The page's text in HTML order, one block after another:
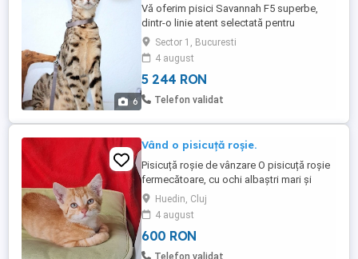
6
Vă oferim pisici Savannah F5 superbe,
dintr-o linie atent selectată pentru
frumusețea, sănătatea și temperamentul
lor excepțional. Aceste mici comori se
disting prin blana lor spectaculoasă,
pătată, silueta lor elegantă, care amintește
de o pisică sălbatică mică, și urechile lor
Sector 1, Bucuresti
4 august
5 244 RON
Telefon validat
Vând o pisicuță roșie.
Pisicuță roșie de vânzare O pisicuță roșie
fermecătoare, cu ochi albaștri mari și
blană aurie moale. Dulce, afectuoasă și
foarte fotogenică, cu o față expresivă și o
privire blândă. Companionul perfect care
îți va umple casa cu căldură și bucurie.
Huedin, Cluj
4 august
600 RON
Telefon validat